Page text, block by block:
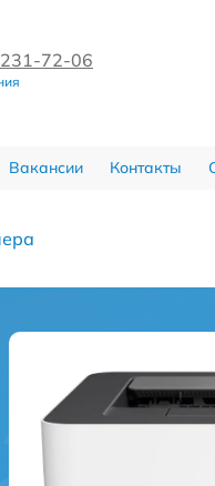
72-06
Вакансии Контакты